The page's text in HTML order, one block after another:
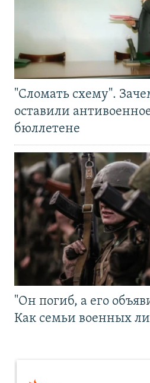
"Сломать схему".
оставили
бюллетене
"Он погиб, а его
Как семьи военных